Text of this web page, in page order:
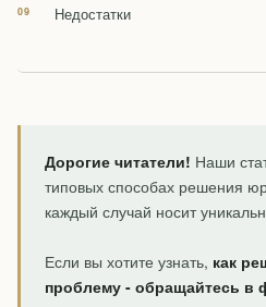
Недостатки
Дорогие читатели! Наши
типовых способах решения
каждый случай носит
Если вы хотите узнать, как
проблему - обращайтесь в